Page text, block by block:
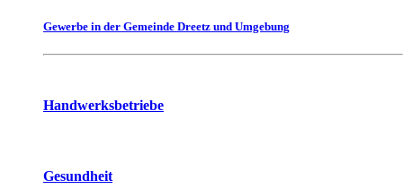
Gewerbe in der Gemeinde Dreetz und Umgebung
Handwerksbetriebe
Gesundheit